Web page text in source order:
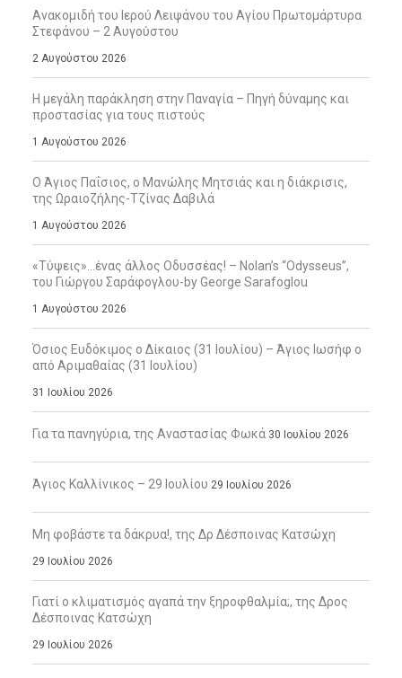
Ανακομιδή του Ιερού Λειψάνου του Αγίου Πρωτομάρτυρα
Στεφάνου – 2 Αυγούστου
2 Αυγούστου 2026
Η μεγάλη παράκληση στην Παναγία – Πηγή δύναμης και
προστασίας για τους πιστούς
1 Αυγούστου 2026
Ο Άγιος Παΐσιος, ο Μανώλης Μητσιάς και η διάκρισις,
της Ωραιοζήλης-Τζίνας Δαβιλά
1 Αυγούστου 2026
«Τύψεις»…ένας άλλος Οδυσσέας! – Nolan’s “Odysseus”,
του Γιώργου Σαράφογλου-by George Sarafoglou
1 Αυγούστου 2026
Όσιος Ευδόκιμος ο Δίκαιος (31 Ιουλίου) – Άγιος Ιωσήφ ο
από Αριμαθαίας (31 Ιουλίου)
31 Ιουλίου 2026
Για τα πανηγύρια, της Αναστασίας Φωκά 30 Ιουλίου 2026
Άγιος Καλλίνικος – 29 Ιουλίου 29 Ιουλίου 2026
Μη φοβάστε τα δάκρυα!, της Δρ Δέσποινας Κατσώχη
29 Ιουλίου 2026
Γιατί ο κλιματισμός αγαπά την ξηροφθαλμία;, της Δρος
Δέσποινας Κατσώχη
29 Ιουλίου 2026